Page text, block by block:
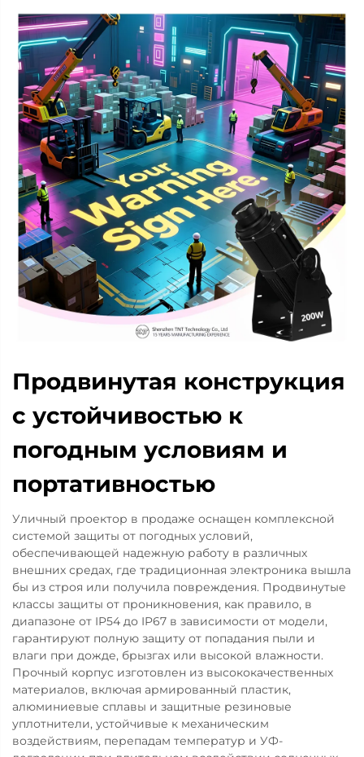
Продвинутая конструкция
с устойчивостью к
погодным условиям и
портативностью
Уличный проектор в продаже оснащен комплексной
системой защиты от погодных условий,
обеспечивающей надежную работу в различных
внешних средах, где традиционная электроника вышла
бы из строя или получила повреждения. Продвинутые
классы защиты от проникновения, как правило, в
диапазоне от IP54 до IP67 в зависимости от модели,
гарантируют полную защиту от попадания пыли и
влаги при дожде, брызгах или высокой влажности.
Прочный корпус изготовлен из высококачественных
материалов, включая армированный пластик,
алюминиевые сплавы и защитные резиновые
уплотнители, устойчивые к механическим
воздействиям, перепадам температур и УФ-